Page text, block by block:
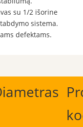
su 1/2 išorine
sistema.
defektams.